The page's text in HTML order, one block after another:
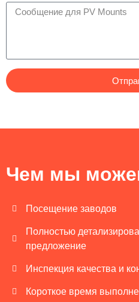
Чем мы
Посещение заводов
Полностью
предложение
Инспекция качества и
Короткое время